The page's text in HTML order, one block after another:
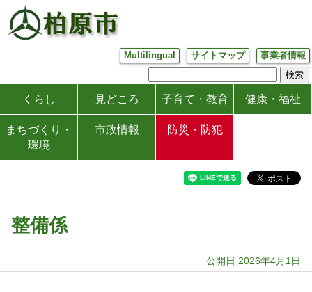
Multilingual サイトマップ 事業者情報
くらし 見どころ 子育て・教育 健康・福祉
まちづくり・
環境
市政情報 防災・防犯
整備係
公開日 2026年4月1日